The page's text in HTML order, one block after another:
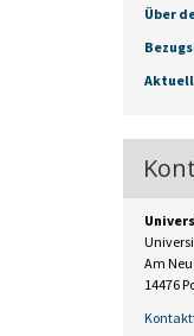
Über
Am
14476